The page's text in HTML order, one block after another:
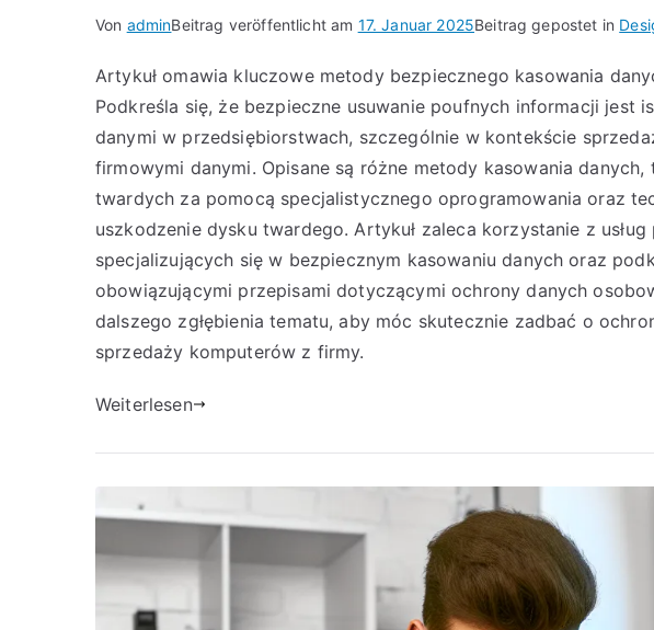
Von adminBeitrag veröffentlicht am 17. Januar 2025Beitrag gepostet in
Artykuł omawia kluczowe metody bezpiecznego kasowania
Podkreśla się, że bezpieczne usuwanie poufnych informacji jest
danymi w przedsiębiorstwach, szczególnie w kontekście
firmowymi danymi. Opisane są różne metody kasowania
twardych za pomocą specjalistycznego oprogramowania oraz
uszkodzenie dysku twardego. Artykuł zaleca korzystanie z
specjalizujących się w bezpiecznym kasowaniu danych oraz
obowiązującymi przepisami dotyczącymi ochrony danych
dalszego zgłębienia tematu, aby móc skutecznie zadbać o
sprzedaży komputerów z firmy.
Weiterlesen